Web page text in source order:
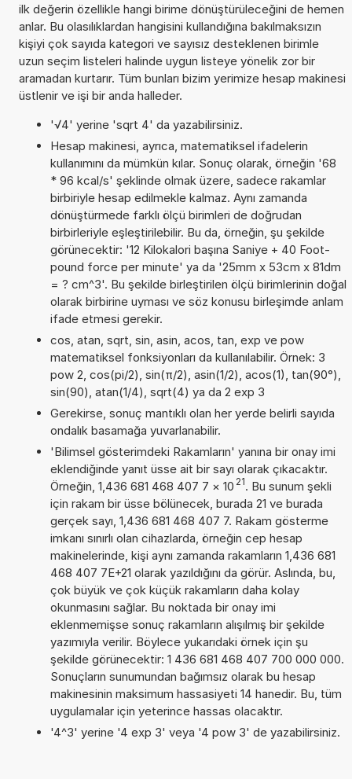
ilk değerin özellikle hangi birime dönüştürüleceğini de hemen
anlar. Bu olasılıklardan hangisini kullandığına bakılmaksızın
kişiyi çok sayıda kategori ve sayısız desteklenen birimle
uzun seçim listeleri halinde uygun listeye yönelik zor bir
aramadan kurtarır. Tüm bunları bizim yerimize hesap makinesi
üstlenir ve işi bir anda halleder.
'√4' yerine 'sqrt 4' da yazabilirsiniz.
Hesap makinesi, ayrıca, matematiksel ifadelerin
kullanımını da mümkün kılar. Sonuç olarak, örneğin '68
* 96 kcal/s' şeklinde olmak üzere, sadece rakamlar
birbiriyle hesap edilmekle kalmaz. Aynı zamanda
dönüştürmede farklı ölçü birimleri de doğrudan
birbirleriyle eşleştirilebilir. Bu da, örneğin, şu şekilde
görünecektir: '12 Kilokalori başına Saniye + 40 Foot-
pound force per minute' ya da '25mm x 53cm x 81dm
= ? cm^3'. Bu şekilde birleştirilen ölçü birimlerinin doğal
olarak birbirine uyması ve söz konusu birleşimde anlam
ifade etmesi gerekir.
cos, atan, sqrt, sin, asin, acos, tan, exp ve pow
matematiksel fonksiyonları da kullanılabilir. Örnek: 3
pow 2, cos(pi/2), sin(π/2), asin(1/2), acos(1), tan(90°),
sin(90), atan(1/4), sqrt(4) ya da 2 exp 3
Gerekirse, sonuç mantıklı olan her yerde belirli sayıda
ondalık basamağa yuvarlanabilir.
'Bilimsel gösterimdeki Rakamların' yanına bir onay imi
eklendiğinde yanıt üsse ait bir sayı olarak çıkacaktır.
Örneğin, 1,436 681 468 407 7 × 10 21. Bu sunum şekli
için rakam bir üsse bölünecek, burada 21 ve burada
gerçek sayı, 1,436 681 468 407 7. Rakam gösterme
imkanı sınırlı olan cihazlarda, örneğin cep hesap
makinelerinde, kişi aynı zamanda rakamların 1,436 681
468 407 7E+21 olarak yazıldığını da görür. Aslında, bu,
çok büyük ve çok küçük rakamların daha kolay
okunmasını sağlar. Bu noktada bir onay imi
eklenmemişse sonuç rakamların alışılmış bir şekilde
yazımıyla verilir. Böylece yukarıdaki örnek için şu
şekilde görünecektir: 1 436 681 468 407 700 000 000.
Sonuçların sunumundan bağımsız olarak bu hesap
makinesinin maksimum hassasiyeti 14 hanedir. Bu, tüm
uygulamalar için yeterince hassas olacaktır.
'4^3' yerine '4 exp 3' veya '4 pow 3' de yazabilirsiniz.